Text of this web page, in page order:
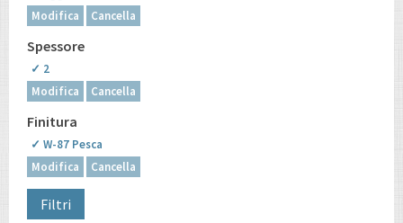
Modifica
Cancella
Spessore
✓ 2
Modifica
Cancella
Finitura
✓ W-87 Pesca
Modifica
Cancella
Filtri